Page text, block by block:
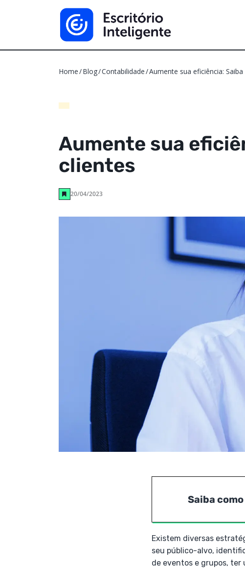
Home Blog Contabilidade Aumente sua eficiência:
Aumente sua
clientes
20/04/2023
Saiba
Existem diversas
seu público-alvo,
de eventos e grupos, ter